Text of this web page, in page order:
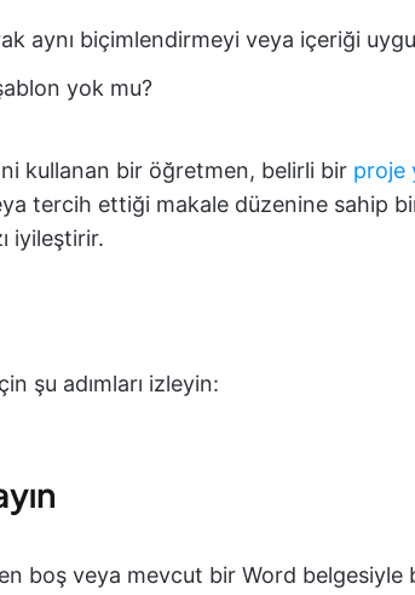
aynı biçimlendirmeyi veya içeriği
yok mu?
kullanan bir öğretmen, belirli bir proje
tercih ettiği makale düzenine sahip
iyileştirir.
şu adımları izleyin:
boş veya mevcut bir Word belgesiyle